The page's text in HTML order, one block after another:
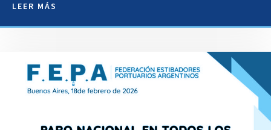
LEER MÁS